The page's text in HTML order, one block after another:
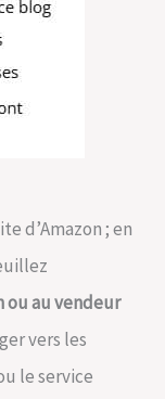
d’Amazon ; en
ou au vendeur
vers les
le service